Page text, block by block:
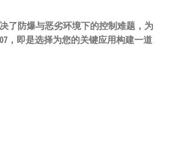
了防爆与恶劣环境下的控制难题，为
，即是选择为您的关键应用构建一道